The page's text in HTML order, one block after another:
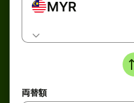
MYR
両替額